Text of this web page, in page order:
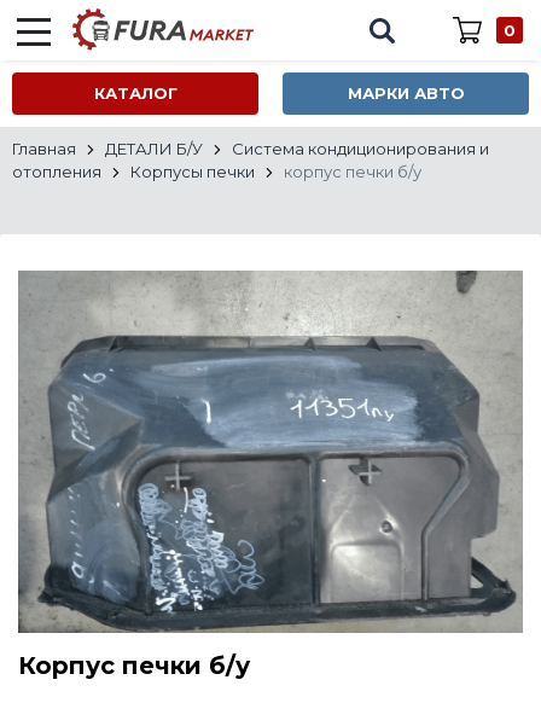
0
КАТАЛОГ МАРКИ АВТО
Все марки
Главная ДЕТАЛИ Б/У
Система кондиционирования и
отопления
Корпусы печки корпус печки б/у
Корпус печки б/у